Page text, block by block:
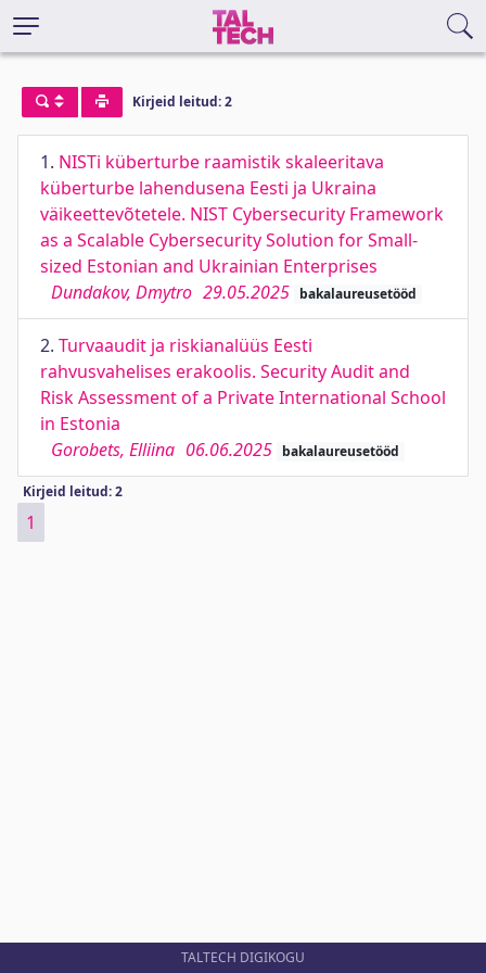
Kirjeid leitud: 2
1. NISTi küberturbe raamistik skaleeritava
küberturbe lahendusena Eesti ja Ukraina
väikeettevõtetele. NIST Cybersecurity Framework
as a Scalable Cybersecurity Solution for Small-
sized Estonian and Ukrainian Enterprises
Dundakov, Dmytro 29.05.2025 bakalaureusetööd
2. Turvaaudit ja riskianalüüs Eesti
rahvusvahelises erakoolis. Security Audit and
Risk Assessment of a Private International School
in Estonia
Gorobets, Elliina 06.06.2025 bakalaureusetööd
Kirjeid leitud: 2
1
TALTECH DIGIKOGU